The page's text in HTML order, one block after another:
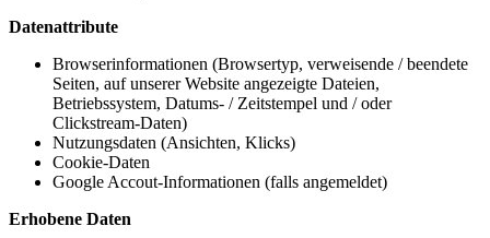
Datenattribute
Browserinformationen (Browsertyp, verweisende / beendete
Seiten, auf unserer Website angezeigte Dateien,
Betriebssystem, Datums- / Zeitstempel und / oder
Clickstream-Daten)
Nutzungsdaten (Ansichten, Klicks)
Cookie-Daten
Google Accout-Informationen (falls angemeldet)
Erhobene Daten